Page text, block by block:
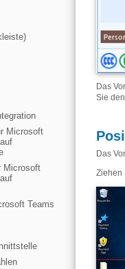
Microsoft
Microsoft
Teams
Das
Sie
Das
Ziehen